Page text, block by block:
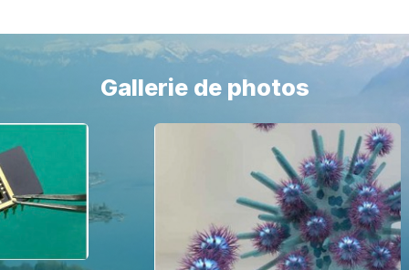
Gallerie de photos